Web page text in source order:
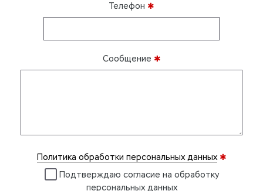
Телефон ✱
Сообщение ✱
Политика обработки персональных данных ✱
Подтверждаю согласие на обработку
персональных данных